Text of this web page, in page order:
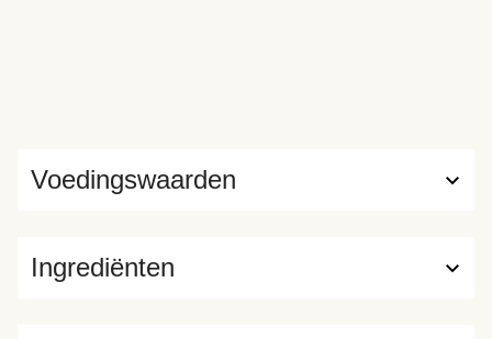
Ingrediënten
Voedingswaarden